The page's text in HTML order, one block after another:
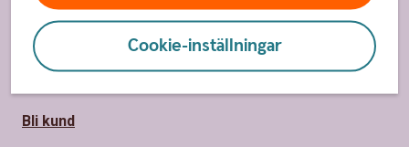
Cookie-inställningar
Kundservice
Spärrhjälp
Bli kund